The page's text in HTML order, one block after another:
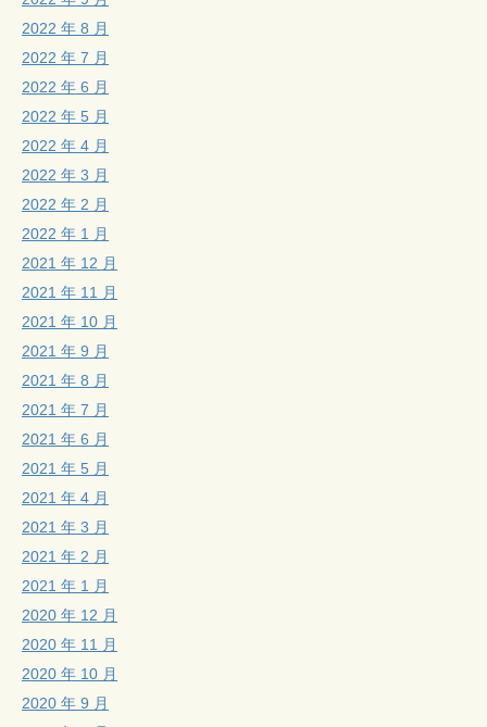
2022 年 8 月
2022 年 7 月
2022 年 6 月
2022 年 5 月
2022 年 4 月
2022 年 3 月
2022 年 2 月
2022 年 1 月
2021 年 12 月
2021 年 11 月
2021 年 10 月
2021 年 9 月
2021 年 8 月
2021 年 7 月
2021 年 6 月
2021 年 5 月
2021 年 4 月
2021 年 3 月
2021 年 2 月
2021 年 1 月
2020 年 12 月
2020 年 11 月
2020 年 10 月
2020 年 9 月